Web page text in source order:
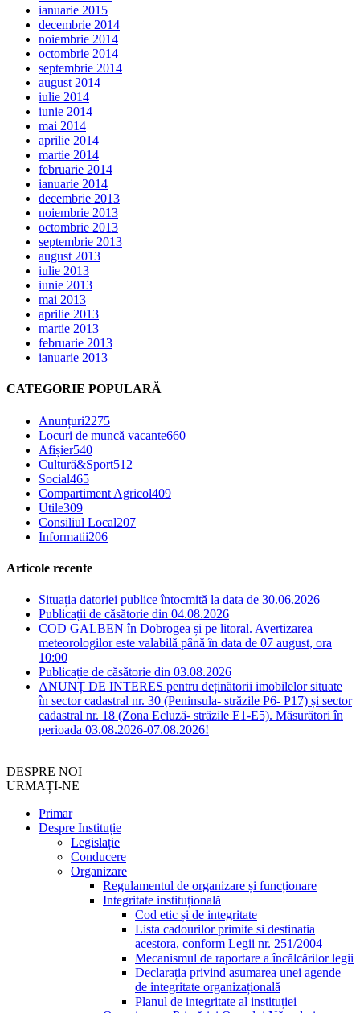
ianuarie 2015
decembrie 2014
noiembrie 2014
octombrie 2014
septembrie 2014
august 2014
iulie 2014
iunie 2014
mai 2014
aprilie 2014
martie 2014
februarie 2014
ianuarie 2014
decembrie 2013
noiembrie 2013
octombrie 2013
septembrie 2013
august 2013
iulie 2013
iunie 2013
mai 2013
aprilie 2013
martie 2013
februarie 2013
ianuarie 2013
CATEGORIE POPULARĂ
Anunțuri2275
Locuri de muncă vacante660
Afișier540
Cultură&Sport512
Social465
Compartiment Agricol409
Utile309
Consiliul Local207
Informatii206
Articole recente
Situația datoriei publice întocmită la data de 30.06.2026
Publicații de căsătorie din 04.08.2026
COD GALBEN în Dobrogea și pe litoral. Avertizarea
meteorologilor este valabilă până în data de 07 august, ora
10:00
Publicație de căsătorie din 03.08.2026
ANUNȚ DE INTERES pentru deținătorii imobilelor situate
în sector cadastral nr. 30 (Peninsula- străzile P6- P17) și sector
cadastral nr. 18 (Zona Ecluză- străzile E1-E5). Măsurători în
perioada 03.08.2026-07.08.2026!
DESPRE NOI
URMAȚI-NE
Primar
Despre Instituție
Legislație
Conducere
Organizare
Regulamentul de organizare și funcționare
Integritate instituțională
Cod etic și de integritate
Lista cadourilor primite si destinatia
acestora, conform Legii nr. 251/2004
Mecanismul de raportare a încălcărilor legii
Declarația privind asumarea unei agende
de integritate organizațională
Planul de integritate al instituției